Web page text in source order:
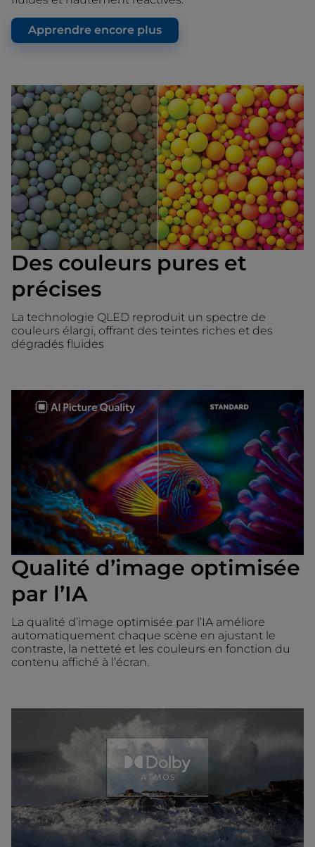
Apprendre encore plus
Des couleurs pures et
précises
La technologie QLED reproduit un spectre de
couleurs élargi, offrant des teintes riches et des
dégradés fluides
Qualité d’image optimisée
par l’IA
La qualité d’image optimisée par l’IA améliore
automatiquement chaque scène en ajustant le
contraste, la netteté et les couleurs en fonction du
contenu affiché à l’écran.